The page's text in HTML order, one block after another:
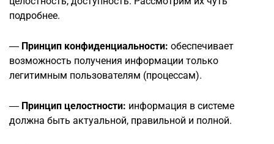
подробнее.
— Принцип конфиденциальности: обеспечивает
возможность получения информации только
легитимным пользователям (процессам).
— Принцип целостности: информация в системе
должна быть актуальной, правильной и полной.